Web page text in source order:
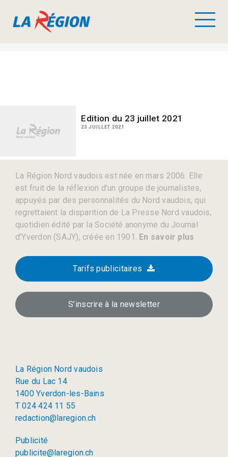
Edition du 23 juillet 2021
23 JUILLET 2021
La Région Nord vaudois est née en mars 2006. Elle
est fruit de la réflexion d’un groupe de journalistes,
appuyés par des personnalités du Nord vaudois, qui
regrettaient la disparition de La Presse Nord vaudois,
quotidien édité par la Société anonyme du Journal
d’Yverdon (SAJY), créée en 1901. En savoir plus
Tarifs publicitaires
S’inscrire à la newsletter
La Région Nord vaudois
Rue du Lac 14
1400 Yverdon-les-Bains
T 024 424 11 55
redaction@laregion.ch
Publicité
publicite@laregion.ch